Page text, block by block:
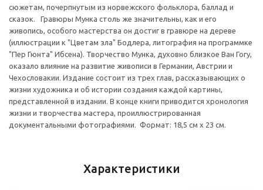
сюжетам, почерпнутым из норвежского фольклора, баллад и
сказок. Гравюры Мунка столь же значительны, как и его
живопись, особого мастерства он достиг в гравюре на дереве
(иллюстрации к "Цветам зла" Бодлера, литография на программке
"Пер Гюнта" Ибсена). Творчество Мунка, духовно близкое Ван Гогу,
оказало влияние на развитие живописи в Германии, Австрии и
Чехословакии. Издание состоит из трех глав, рассказывающих о
жизни художника и об истории создания каждой картины,
представленной в издании. В конце книги приводится хронология
жизни и творчества мастера, проиллюстрированная
документальными фотографиями. Формат: 18,5 см х 23 см.
Характеристики